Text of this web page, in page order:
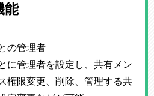
能
の管理者
に管理者を設定し、共有メン
権限変更、削除、管理する共